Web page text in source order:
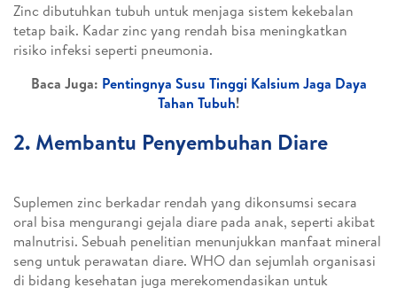
Zinc dibutuhkan tubuh untuk menjaga sistem kekebalan
tetap baik. Kadar zinc yang rendah bisa meningkatkan
risiko infeksi seperti pneumonia.
Baca Juga: Pentingnya Susu Tinggi Kalsium Jaga Daya
Tahan Tubuh!
2. Membantu Penyembuhan Diare
Suplemen zinc berkadar rendah yang dikonsumsi secara
oral bisa mengurangi gejala diare pada anak, seperti akibat
malnutrisi. Sebuah penelitian menunjukkan manfaat mineral
seng untuk perawatan diare. WHO dan sejumlah organisasi
di bidang kesehatan juga merekomendasikan untuk